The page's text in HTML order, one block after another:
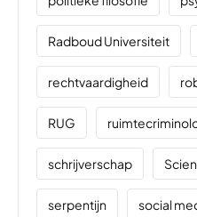
Radboud Universiteit
rechtvaardigheid
RUG
schrijverschap
serpentijn social